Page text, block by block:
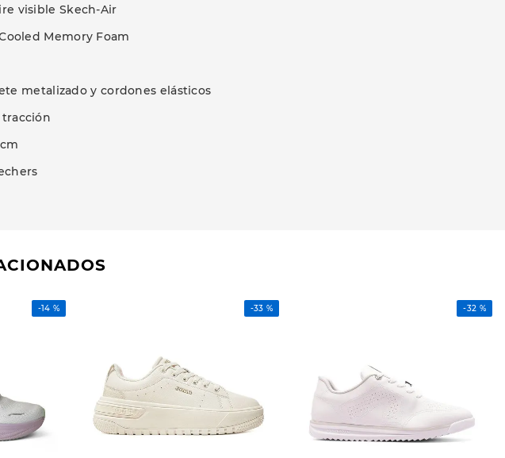
visible Skech-Air
Memory Foam
metalizado y cordones elásticos
-14 % -33 % -32 %